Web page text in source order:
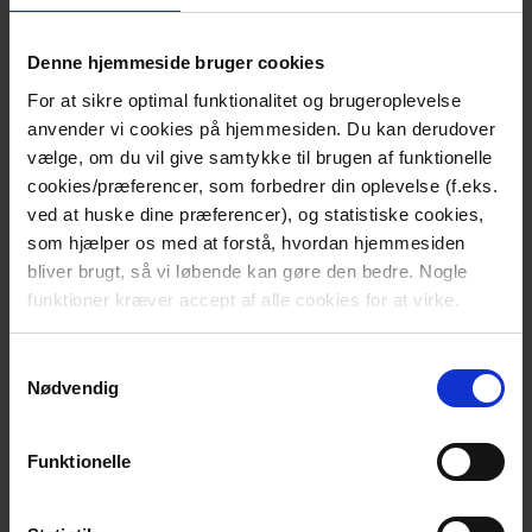
Denne hjemmeside bruger cookies
For at sikre optimal funktionalitet og brugeroplevelse
anvender vi cookies på hjemmesiden. Du kan derudover
vælge, om du vil give samtykke til brugen af funktionelle
cookies/præferencer, som forbedrer din oplevelse (f.eks.
ved at huske dine præferencer), og statistiske cookies,
som hjælper os med at forstå, hvordan hjemmesiden
bliver brugt, så vi løbende kan gøre den bedre. Nogle
funktioner kræver accept af alle cookies for at virke.
Nødvendig
Funktionelle
eller udenlandske donorer. Det er væsentligt flere
patienter i gennemsnit har modtaget et nyt organ.
Langt størstedelen af de transplanterede patienter har
modtaget en ny nyre. I alt har 305 patienter modtaget
en ny nyre, heraf 89 fra en levende donor.
Rekordmange registreringer i
Organdonorregistret
tage stilling til organdonation. Det har ført til at 123.334
danskere har registreret deres stillingtagen for første